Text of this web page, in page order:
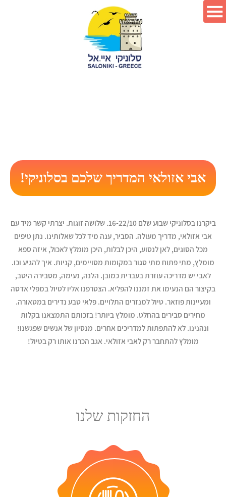
אבי אזולאי המדריך שלכם בסלוניקי!
ביקרנו בסלוניקי שבוע שלם 16-22/10. שלושה זוגות. יצרתי קשר מיד עם
אבי אזולאי, מדריך מעולה. הסביר, ענה מיד לכל שאלותינו. נתן טיפים
מכל הסוגים, לאן לנסוע, היכן לבלות, היכן מומלץ לאכול, איזה ספא
מומלץ, מתי פתוח מתי סגור במקומות מסויימים, קניות. איך להגיע וכו.
לאבי יש מדריכה עוזרת בעברית כמובן. הלנה, נעימה, מסבירה היטב,
בקיצור הם הנעימו את זמננו להפליא. הצטרפנו אליו לטיול במפלי אדסה
ומעיינות פוזאר. טיול למנזרים התלויים. פלאי טבע נדירים במטאורה.
מחירים סבירים בהחלט. מומלץ ביותר! בזכותם התמצאנו בקלות
ונהנינו. לא להתפתות למדריכים אחרים. מנסיון של אנשים שפגשנו!
מומלץ להתחבר רק לאבי אזולאי. אגב הכרנו אותו רק בטיול!
החזקות שלנו